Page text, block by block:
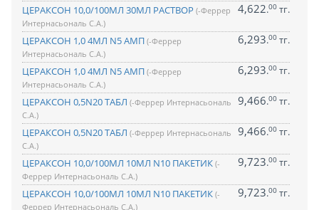
ЦЕРАКСОН 10,0/100МЛ 30МЛ РАСТВОР (-Феррер
Интернасьональ С.А.)
4,622.00 тг.
ЦЕРАКСОН 1,0 4МЛ N5 АМП (-Феррер
Интернасьональ С.А.)
6,293.00 тг.
ЦЕРАКСОН 1,0 4МЛ N5 АМП (-Феррер
Интернасьональ С.А.)
6,293.00 тг.
ЦЕРАКСОН 0,5N20 ТАБЛ (-Феррер Интернасьональ
С.А.)
9,466.00 тг.
ЦЕРАКСОН 0,5N20 ТАБЛ (-Феррер Интернасьональ
С.А.)
9,466.00 тг.
ЦЕРАКСОН 10,0/100МЛ 10МЛ N10 ПАКЕТИК (-
Феррер Интернасьональ С.А.)
9,723.00 тг.
ЦЕРАКСОН 10,0/100МЛ 10МЛ N10 ПАКЕТИК (-
Феррер Интернасьональ С.А.)
9,723.00 тг.